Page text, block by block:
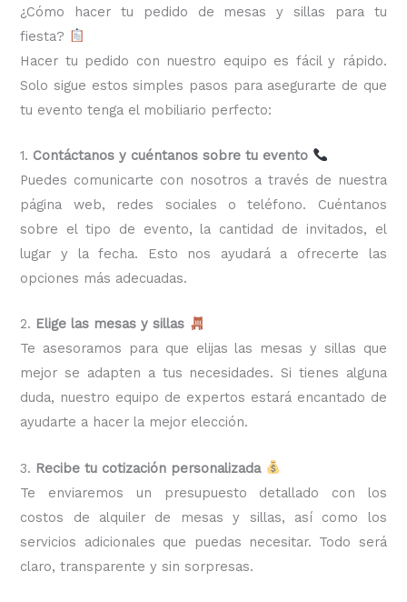
¿Cómo hacer tu pedido de mesas y sillas para tu
fiesta?
Hacer tu pedido con nuestro equipo es fácil y rápido.
Solo sigue estos simples pasos para asegurarte de que
tu evento tenga el mobiliario perfecto:
1. Contáctanos y cuéntanos sobre tu evento
Puedes comunicarte con nosotros a través de nuestra
página web, redes sociales o teléfono. Cuéntanos
sobre el tipo de evento, la cantidad de invitados, el
lugar y la fecha. Esto nos ayudará a ofrecerte las
opciones más adecuadas.
2. Elige las mesas y sillas
Te asesoramos para que elijas las mesas y sillas que
mejor se adapten a tus necesidades. Si tienes alguna
duda, nuestro equipo de expertos estará encantado de
ayudarte a hacer la mejor elección.
3. Recibe tu cotización personalizada
Te enviaremos un presupuesto detallado con los
costos de alquiler de mesas y sillas, así como los
servicios adicionales que puedas necesitar. Todo será
claro, transparente y sin sorpresas.